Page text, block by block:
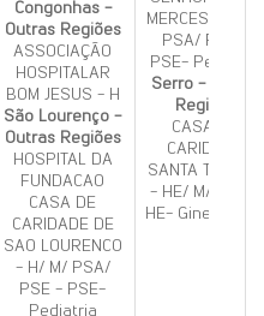
Congonhas -
Outras Regiões
ASSOCIAÇÃO
HOSPITALAR
BOM JESUS - H
São Lourenço -
Outras Regiões
HOSPITAL DA
FUNDACAO
CASA DE
CARIDADE DE
SAO LOURENCO
- H/ M/ PSA/
PSE - PSE-
Pediatria
MERCES - H/ M/
PSA/ PSE -
PSE- Pediatria
Serro - Outras
Regiões
CASA DE
CARIDADE
SANTA TEREZA
- HE/ M/ PSA -
HE- Ginecologia